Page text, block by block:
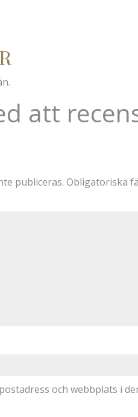
att
publiceras. Obligatoriska
och webbplats i